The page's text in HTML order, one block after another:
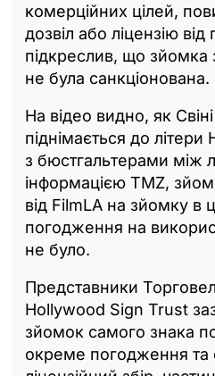
комерційних цілей,
дозвіл або ліцензію від
підкреслив, що зйомка
не була санкціонована.
На відео видно, як
піднімається до літери
з бюстгальтерами між
інформацією TMZ,
від FilmLA на зйомку в
погодження на
не було.
Представники
Hollywood Sign Trust
зйомок самого знака
окреме погодження та